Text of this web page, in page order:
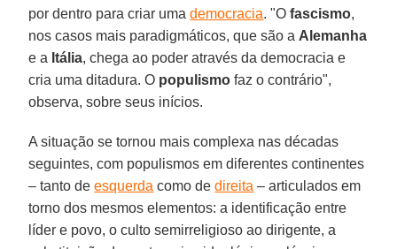
por dentro para criar umademocracia. "Ofascismo,
nos casos mais paradigmáticos, que são a Alemanha
e a Itália, chega ao poder através da democracia e
cria uma ditadura. O populismo faz o contrário",
observa, sobre seus inícios.
A situação se tornou mais complexa nas décadas
seguintes, com populismos em diferentes continentes
– tanto deesquerda como dedireita – articulados em
torno dos mesmos elementos: a identificação entre
líder e povo, o culto semirreligioso ao dirigente, a